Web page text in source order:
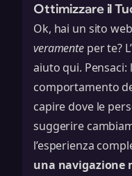
Ottimizzare il
Ok, hai un sito
veramenteper te?
aiuto qui. Pensaci:
comportamento
capire dove le
suggerire
l’esperienza
una navigazione